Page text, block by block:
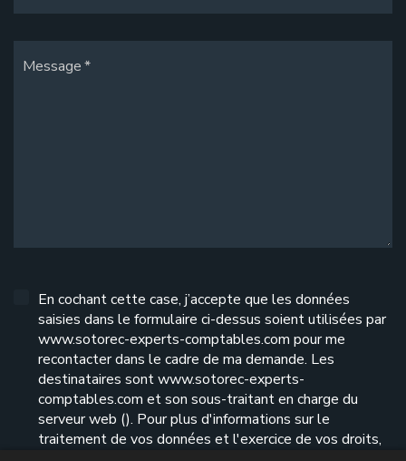
Message
En cochant cette case, j’accepte que les données
saisies dans le formulaire ci-dessus soient utilisées par
www.sotorec-experts-comptables.com pour me
recontacter dans le cadre de ma demande. Les
destinataires sont www.sotorec-experts-
comptables.com et son sous-traitant en charge du
serveur web (). Pour plus d'informations sur le
traitement de vos données et l'exercice de vos droits,